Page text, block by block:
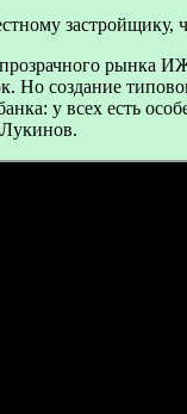
рынка
Но создание
у всех есть